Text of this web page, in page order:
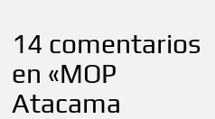
14 comentarios
en «MOP
Atacama